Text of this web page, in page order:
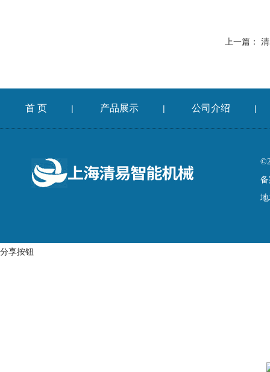
上一篇：
首 页 | 产品展示 | 公司介绍 |
备
分享按钮